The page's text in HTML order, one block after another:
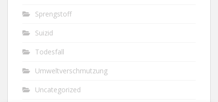
Sprengstoff
Suizid
Todesfall
Umweltverschmutzung
Uncategorized